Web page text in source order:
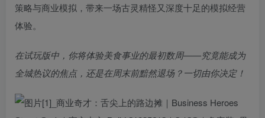
策略与商业模拟，带来一场古灵精怪又深度十足的模拟经营
体验。
在试玩版中，你将体验美食事业的最初数周——究竟能成为
全城热议的焦点，还是在周末前黯然退场？一切由你决定！